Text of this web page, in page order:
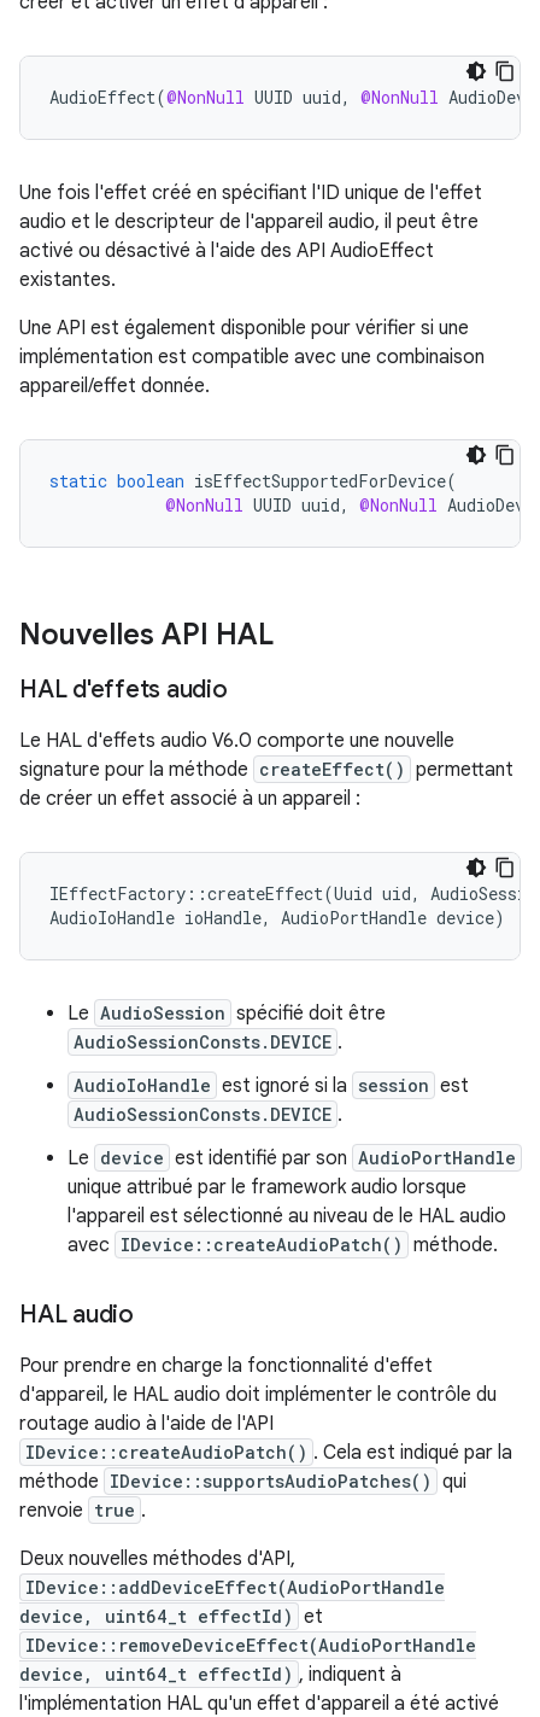
AudioEffect(@NonNull UUID uuid, @NonNull
Une fois l'effet créé en spécifiant l'ID unique de l'effet
audio et le descripteur de l'appareil audio, il peut être
activé ou désactivé à l'aide des API AudioEffect
existantes.
Une API est également disponible pour vérifier si une
implémentation est compatible avec une combinaison
appareil/effet donnée.
static boolean isEffectSupportedForDevice(
@NonNull UUID uuid, @NonNull
Nouvelles API HAL
HAL d'effets audio
Le HAL d'effets audio V6.0 comporte une nouvelle
signature pour la méthode createEffect() permettant
de créer un effet associé à un appareil :
IEffectFactory::createEffect(Uuid uid,
AudioIoHandle ioHandle, AudioPortHandle device)
Le AudioSession spécifié doit être
AudioSessionConsts.DEVICE .
AudioIoHandle est ignoré si la session est
AudioSessionConsts.DEVICE .
Le device est identifié par son AudioPortHandle
unique attribué par le framework audio lorsque
l'appareil est sélectionné au niveau de le HAL audio
avec IDevice::createAudioPatch() méthode.
HAL audio
Pour prendre en charge la fonctionnalité d'effet
d'appareil, le HAL audio doit implémenter le contrôle du
routage audio à l'aide de l'API
IDevice::createAudioPatch() . Cela est indiqué par la
méthode IDevice::supportsAudioPatches() qui
renvoie true .
Deux nouvelles méthodes d'API,
IDevice::addDeviceEffect(AudioPortHandle
device, uint64_t effectId) et
IDevice::removeDeviceEffect(AudioPortHandle
device, uint64_t effectId) , indiquent à
l'implémentation HAL qu'un effet d'appareil a été activé